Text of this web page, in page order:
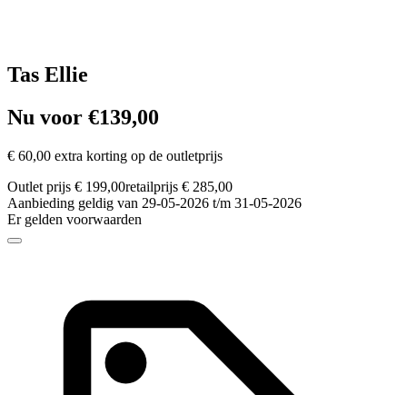
Tas Ellie
Nu voor €139,00
€ 60,00 extra korting op de outletprijs
Outlet prijs € 199,00retailprijs € 285,00
Aanbieding geldig van 29-05-2026 t/m 31-05-2026
Er gelden voorwaarden